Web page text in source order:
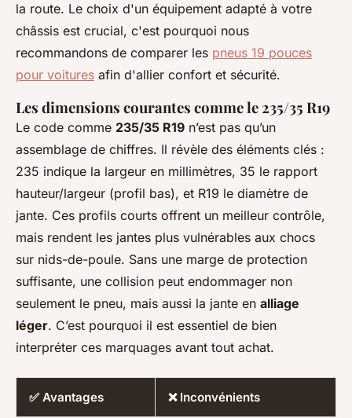
la route. Le choix d'un équipement adapté à votre
châssis est crucial, c'est pourquoi nous
recommandons de comparer les pneus 19 pouces
pour voitures afin d'allier confort et sécurité.
Les dimensions courantes comme le 235/35 R19
Le code comme 235/35 R19 n’est pas qu’un
assemblage de chiffres. Il révèle des éléments clés :
235 indique la largeur en millimètres, 35 le rapport
hauteur/largeur (profil bas), et R19 le diamètre de
jante. Ces profils courts offrent un meilleur contrôle,
mais rendent les jantes plus vulnérables aux chocs
sur nids-de-poule. Sans une marge de protection
suffisante, une collision peut endommager non
seulement le pneu, mais aussi la jante en alliage
léger. C’est pourquoi il est essentiel de bien
interpréter ces marquages avant tout achat.
✅ Avantages ❌ Inconvénients